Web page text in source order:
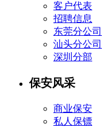
客户代表
招聘信息
东莞分公司
汕头分公司
深圳分部
保安风采
商业保安
私人保镖